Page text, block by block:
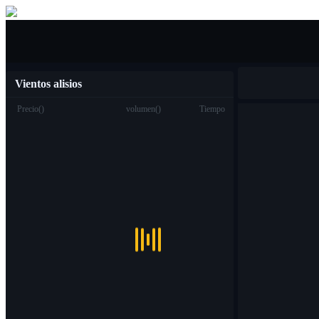
Vientos alisios
Precio() volumen() Tiempo